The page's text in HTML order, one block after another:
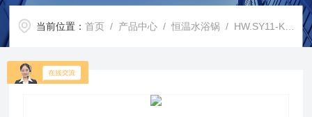
当前位置：首页 / 产品中心 /恒温水浴锅 / HW.SY11-KP4水浴锅